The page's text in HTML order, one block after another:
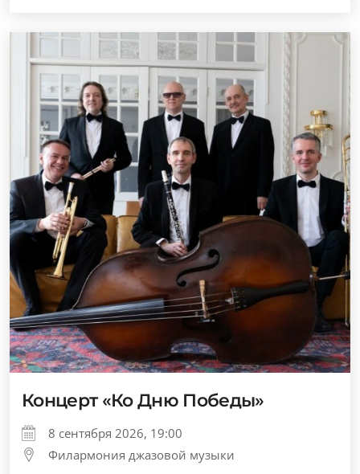
Концерт «Ко Дню Победы»
8 сентября 2026, 19:00
Филармония джазовой музыки